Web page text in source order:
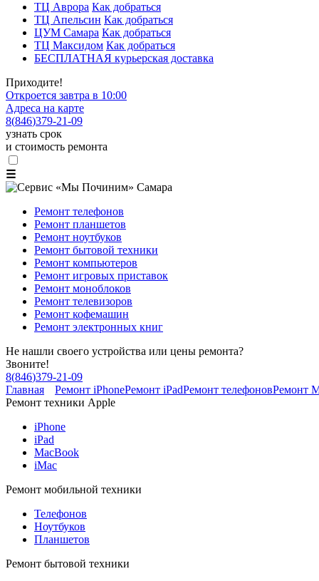
ТЦ Аврора Как добраться
ТЦ Апельсин Как добраться
ЦУМ Самара Как добраться
ТЦ Максидом Как добраться
БЕСПЛАТНАЯ курьерская доставка
Приходите!
Откроется завтра в 10:00
Адреса на карте
8(846)379-21-09
узнать срок
и стоимость ремонта
☰
Ремонт телефонов
Ремонт планшетов
Ремонт ноутбуков
Ремонт бытовой техники
Ремонт компьютеров
Ремонт игровых приставок
Ремонт моноблоков
Ремонт телевизоров
Ремонт кофемашин
Ремонт электронных книг
Не нашли своего устройства или цены ремонта?
Звоните!
8(846)379-21-09
Главная
Ремонт iPhoneРемонт iPadРемонт телефоновРемонт
Ремонт техники Apple
iPhone
iPad
MacBook
iMac
Ремонт мобильной техники
Телефонов
Ноутбуков
Планшетов
Ремонт бытовой техники